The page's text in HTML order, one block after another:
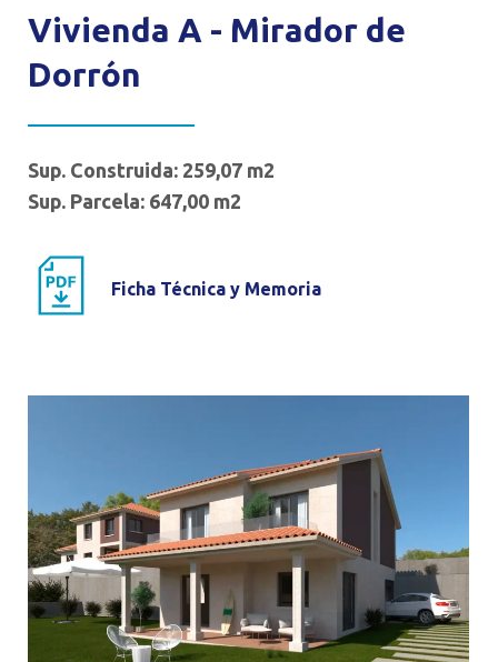
Vivienda A - Mirador de
Dorrón
Sup. Construida: 259,07 m2
Sup. Parcela: 647,00 m2
Ficha Técnica y Memoria